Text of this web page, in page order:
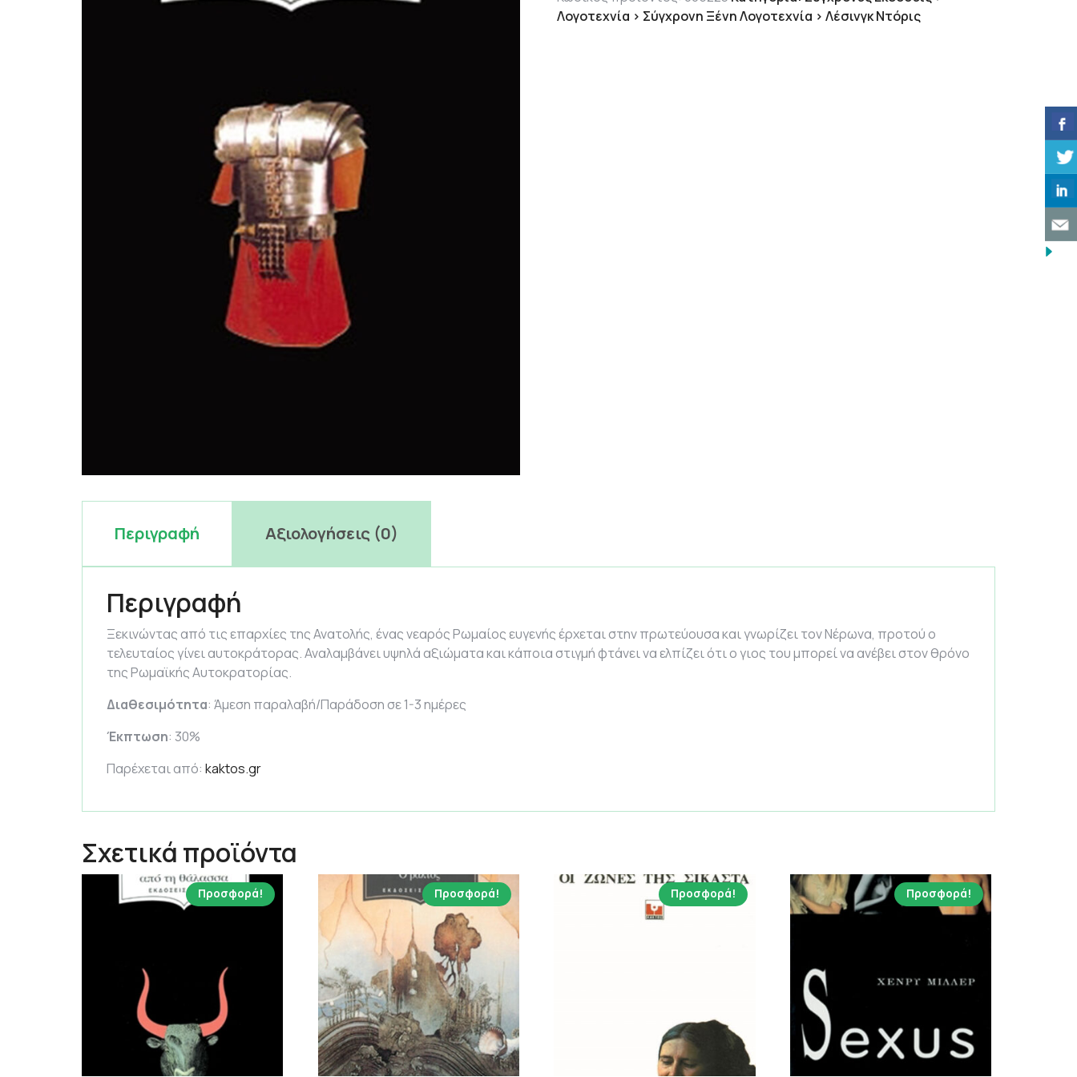
Λογοτεχνία > Σύγχρονη Ξένη Λογοτεχνία > Λέσινγκ Ντόρις
Περιγραφή Αξιολογήσεις (0)
Περιγραφή
Ξεκινώντας από τις επαρχίες της Ανατολής, ένας νεαρός Ρωμαίος ευγενής έρχεται στην πρωτεύουσα και γνωρίζει τον Νέρωνα, προτού ο
τελευταίος γίνει αυτοκράτορας. Αναλαμβάνει υψηλά αξιώματα και κάποια στιγμή φτάνει να ελπίζει ότι ο γιος του μπορεί να ανέβει στον θρόνο
της Ρωμαϊκής Αυτοκρατορίας.
Διαθεσιμότητα: Άμεση παραλαβή/Παράδοση σε 1-3 ημέρες
Έκπτωση: 30%
Παρέχεται από: kaktos.gr
Σχετικά προϊόντα
Προσφορά! Προσφορά! Προσφορά! Προσφορά!